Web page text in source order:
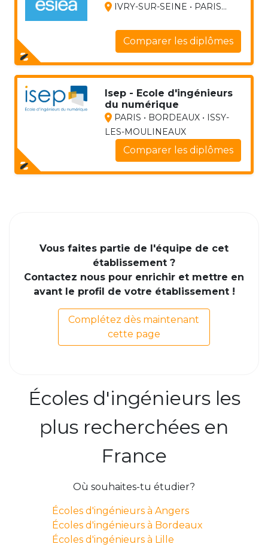
IVRY-SUR-SEINE • PARIS...
Comparer les diplômes
Isep - Ecole d'ingénieurs
du numérique
PARIS • BORDEAUX • ISSY-
LES-MOULINEAUX
Comparer les diplômes
Vous faites partie de l'équipe de cet
établissement ?
Contactez nous pour enrichir et mettre en
avant le profil de votre établissement !
Complétez dès maintenant
cette page
Écoles d'ingénieurs les
plus recherchées en
France
Où souhaites-tu étudier?
Écoles d'ingénieurs à Angers
Écoles d'ingénieurs à Bordeaux
Écoles d'ingénieurs à Lille